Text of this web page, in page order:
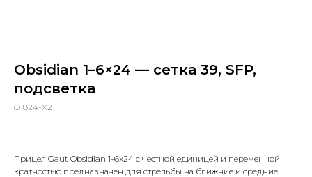
Obsidian 1–6×24 — сетка 39, SFP,
подсветка
O1824-X2
Прицел Gaut Obsidian 1-6x24 с честной единицей и переменной
кратностью предназначен для стрельбы на ближние и средние